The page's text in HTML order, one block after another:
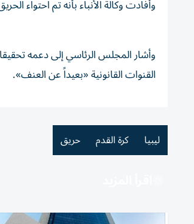
وأفادت وكالة الأنباء بأنه تم احتواء
وأشار المجلس الرئاسي إلى دعمه
القنوات القانونية «بعيداً عن العنف».
ليبيا كرة القدم حريق